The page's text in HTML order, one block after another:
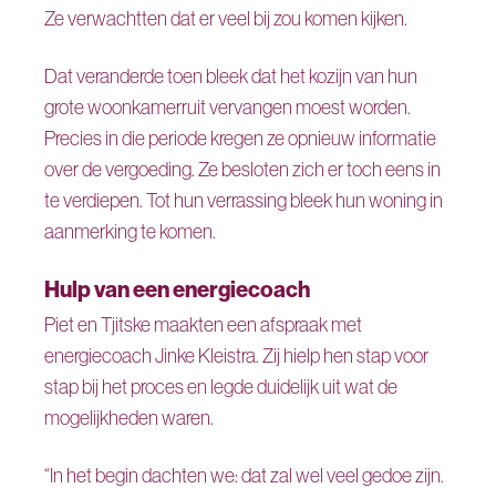
Ze verwachtten dat er veel bij zou komen kijken.
Dat veranderde toen bleek dat het kozijn van hun
grote woonkamerruit vervangen moest worden.
Precies in die periode kregen ze opnieuw informatie
over de vergoeding. Ze besloten zich er toch eens in
te verdiepen. Tot hun verrassing bleek hun woning in
aanmerking te komen.
Hulp van een energiecoach
Piet en Tjitske maakten een afspraak met
energiecoach Jinke Kleistra. Zij hielp hen stap voor
stap bij het proces en legde duidelijk uit wat de
mogelijkheden waren.
“In het begin dachten we: dat zal wel veel gedoe zijn.